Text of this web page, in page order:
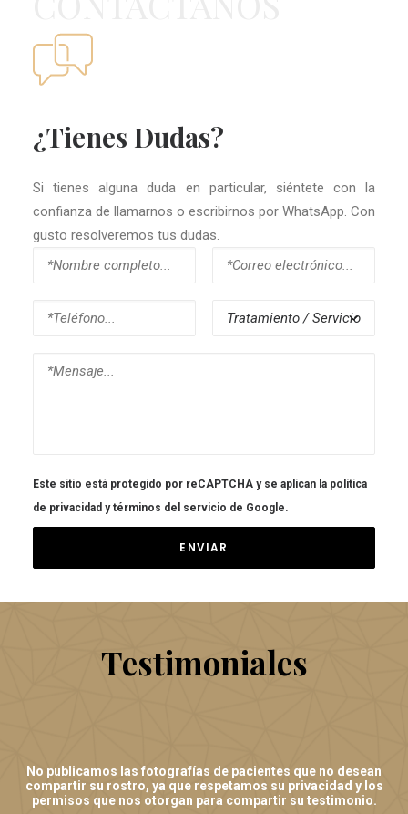
¿Tienes Dudas?
Si tienes alguna duda en particular, siéntete con la
confianza de llamarnos o escribirnos por WhatsApp. Con
gusto resolveremos tus dudas.
Este sitio está protegido por reCAPTCHA y se aplican la política
de privacidad ytérminos del servicio de Google.
Testimoniales
No publicamos las fotografías de pacientes que no desean
compartir su rostro, ya que respetamos su privacidad y los
permisos que nos otorgan para compartir su testimonio.